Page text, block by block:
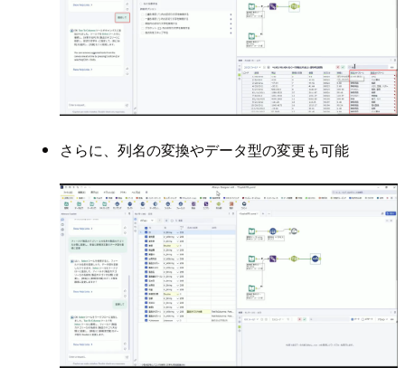
さらに、列名の変換やデータ型の変更も可能